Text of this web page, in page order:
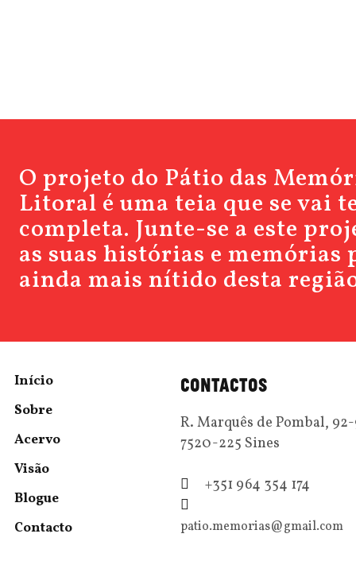
O projeto do Pátio das
Litoral é uma teia que se vai
completa. Junte-se a este
as suas histórias e
ainda mais nítido desta
Início
Sobre
Acervo
Visão
Blogue
Contacto
CONTACTOS
R. Marquês de Pombal,
7520-225 Sines
+351 964 354 174
patio.memorias@gmail.com